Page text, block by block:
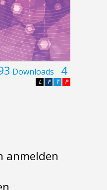
Downloads 4
P
T
F
L
anmelden